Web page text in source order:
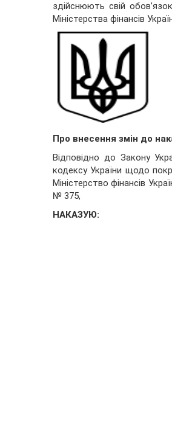
здійснюють свій
Міністерства фінансів
Про внесення змін до
Відповідно до Закону
кодексу України щодо
Міністерство фінансів
№ 375,
НАКАЗУЮ: